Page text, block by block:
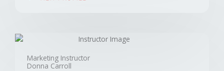
Marketing Instructor
Donna Carroll